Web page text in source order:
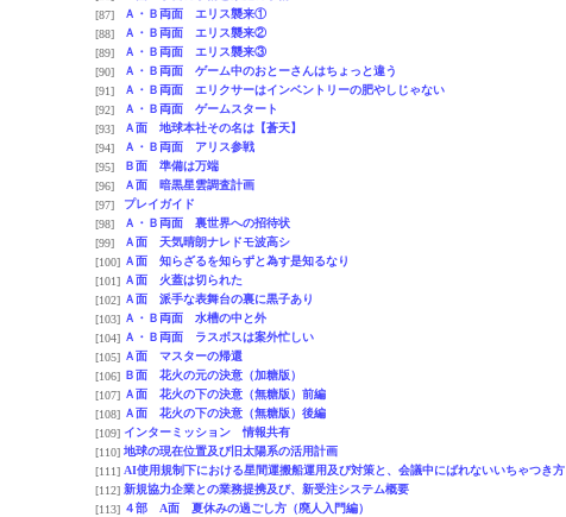
[87]
Ａ・Ｂ両面 エリス襲来①
[88]
Ａ・Ｂ両面 エリス襲来②
[89]
Ａ・Ｂ両面 エリス襲来③
[90]
Ａ・Ｂ両面 ゲーム中のおとーさんはちょっと違う
[91]
Ａ・Ｂ両面 エリクサーはインベントリーの肥やしじゃない
[92]
Ａ・Ｂ両面 ゲームスタート
[93]
Ａ面 地球本社その名は【蒼天】
[94]
Ａ・Ｂ両面 アリス参戦
[95]
Ｂ面 準備は万端
[96]
Ａ面 暗黒星雲調査計画
[97]
プレイガイド
[98]
Ａ・Ｂ両面 裏世界への招待状
[99]
Ａ面 天気晴朗ナレドモ波高シ
[100] Ａ面 知らざるを知らずと為す是知るなり
[101] Ａ面 火蓋は切られた
[102] Ａ面 派手な表舞台の裏に黒子あり
[103] Ａ・Ｂ両面 水槽の中と外
[104] Ａ・Ｂ両面 ラスボスは案外忙しい
[105] Ａ面 マスターの帰還
[106] Ｂ面 花火の元の決意（加糖版）
[107] Ａ面 花火の下の決意（無糖版）前編
[108] Ａ面 花火の下の決意（無糖版）後編
[109] インターミッション 情報共有
[110] 地球の現在位置及び旧太陽系の活用計画
[111] AI使用規制下における星間運搬船運用及び対策と、会議中にばれないいちゃつき方
[112] 新規協力企業との業務提携及び、新受注システム概要
[113] ４部 A面 夏休みの過ごし方（廃人入門編）